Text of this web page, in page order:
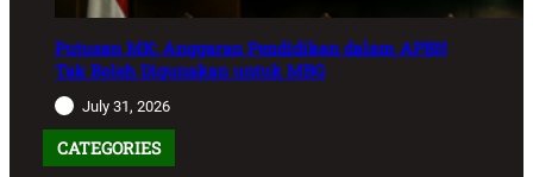
Putusan MK: Anggaran Pendidikan dalam APBN
Tak Boleh Digunakan untuk MBG
July 31, 2026
CATEGORIES